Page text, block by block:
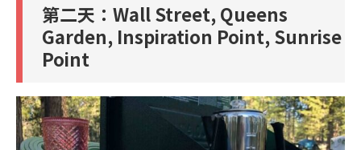
第二天：Wall Street, Queens
Garden, Inspiration Point, Sunrise
Point